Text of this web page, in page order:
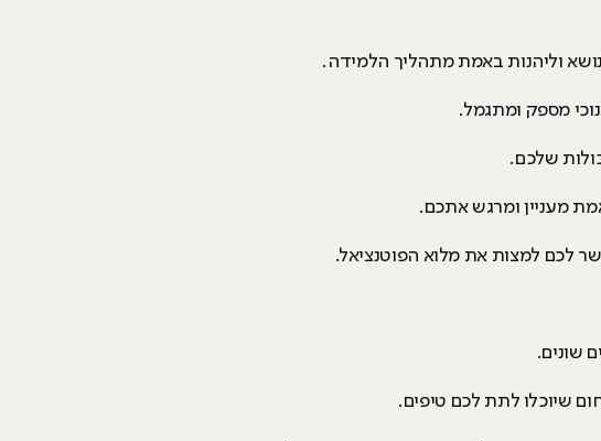
וליהנות באמת מתהליך הלמידה.
מספק ומתגמל.
שלכם.
מעניין ומרגש אתכם.
לכם למצות את מלוא הפוטנציאל.
שונים.
שיוכלו לתת לכם טיפים.